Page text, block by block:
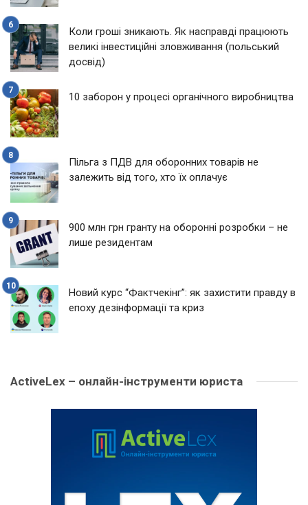
Коли гроші зникають. Як насправді працюють
великі інвестиційні зловживання (польський
досвід)
10 заборон у процесі органічного виробництва
Пільга з ПДВ для оборонних товарів не
залежить від того, хто їх оплачує
900 млн грн гранту на оборонні розробки – не
лише резидентам
Новий курс “Фактчекінг”: як захистити правду в
епоху дезінформації та криз
ActiveLex – онлайн-інструменти юриста